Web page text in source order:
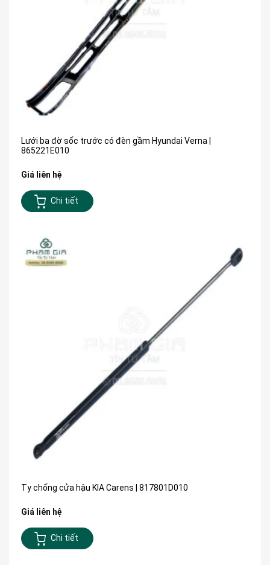
Lưới ba đờ sốc trước có đèn gầm Hyundai Verna |
865221E010
Giá liên hệ
Chi tiết
Ty chống cửa hậu KIA Carens | 817801D010
Giá liên hệ
Chi tiết